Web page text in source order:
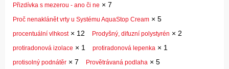
Přizdívka s mezerou - ano či ne × 7
Proč nenaklánět vrty u Systému AquaStop Cream × 5
procentuální vlhkost× 12 Prodyšný, difuzní polystyrén × 2
protiradonová izolace × 1 protiradonová lepenka × 1
protisolný podnátěr × 7 Provětrávaná podlaha × 5